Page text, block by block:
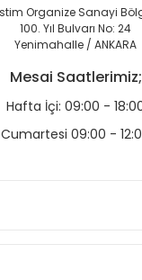
Organize Sanayi
100. Yıl Bulvarı No: 24
Yenimahalle / ANKARA
Mesai Saatlerimiz;
Hafta İçi: 09:00 -
Cumartesi 09:00 -